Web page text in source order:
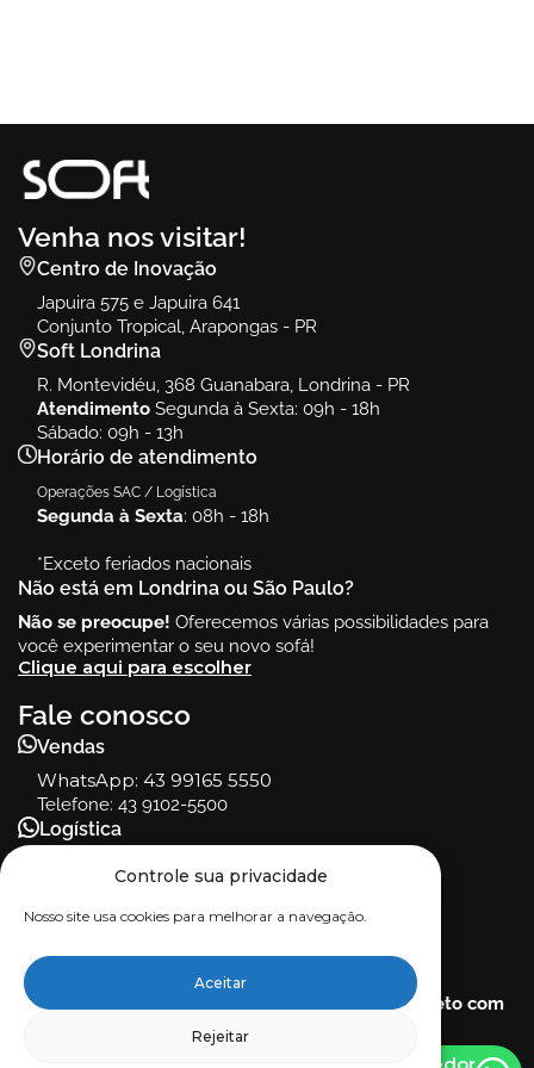
Controle sua privacidade
Nosso site usa cookies para melhorar a navegação.
Aceitar
Rejeitar
Venha nos visitar!
Centro de Inovação
Japuira 575 e Japuira 641
Conjunto Tropical, Arapongas - PR
Soft Londrina
R. Montevidéu, 368 Guanabara, Londrina - PR
Atendimento Segunda à Sexta: 09h - 18h
Sábado: 09h - 13h
Horário de atendimento
Operações SAC / Logística
Segunda à Sexta: 08h - 18h
*Exceto feriados nacionais
Não está em Londrina ou São Paulo?
Não se preocupe! Oferecemos várias possibilidades para
você experimentar o seu novo sofá!
Clique aqui para escolher
Fale conosco
Vendas
WhatsApp: 43 99165 5550
Telefone: 43 9102-5500
Logística
WhatsApp: (43) 9111-5500
Dúvidas ou reclamações?
Entre em contato com a nossa ouvidoria e
fale direto com
daniel@sofasoft.com.br